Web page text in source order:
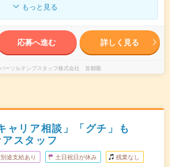
もっと見る
応募へ進む 詳しく見る
パーソルテンプスタッフ株式会社 首都圏
ャリア相談」「グチ」も
スタッフ
途支給あり 土日祝日が休み 残業なし